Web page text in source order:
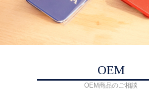
OEM
OEM商品のご相談